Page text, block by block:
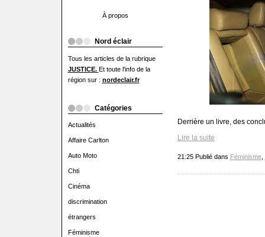
À propos
Nord éclair
Tous les articles de la rubrique
JUSTICE. Et toute l'info de la
région sur : nordeclair.fr
Catégories
Actualités
Affaire Carlton
Auto Moto
Chti
Cinéma
discrimination
étrangers
Féminisme
Derrière un livre, des
Lire la suite
21:25 Publié dans Féminisme,